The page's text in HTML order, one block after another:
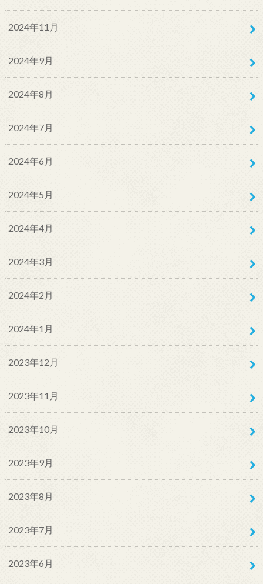
2024年11月
2024年9月
2024年8月
2024年7月
2024年6月
2024年5月
2024年4月
2024年3月
2024年2月
2024年1月
2023年12月
2023年11月
2023年10月
2023年9月
2023年8月
2023年7月
2023年6月